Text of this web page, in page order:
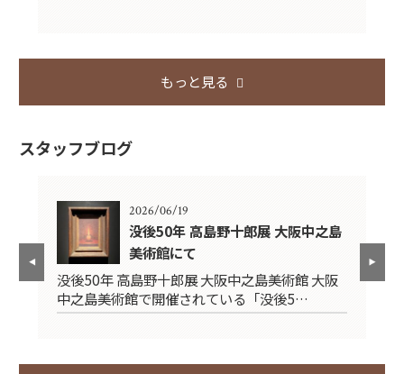
もっと見る
スタッフブログ
2026/06/19
没後50年 高島野十郎展 大阪中之島
美術館にて
没後50年 高島野十郎展 大阪中之島美術館 大阪
中之島美術館で開催されている「没後5…